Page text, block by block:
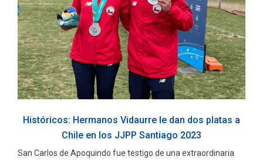
Históricos: Hermanos Vidaurre le dan dos platas a
Chile en los JJPP Santiago 2023
San Carlos de Apoquindo fue testigo de una extraordinaria